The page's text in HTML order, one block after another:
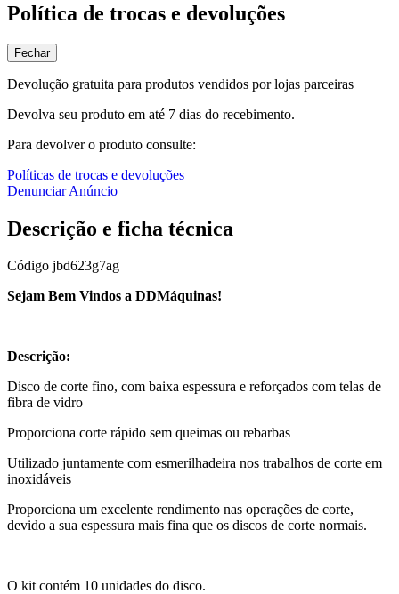
Política de trocas e devoluções
Fechar
Devolução gratuita para produtos vendidos por lojas parceiras
Devolva seu produto em até 7 dias do recebimento.
Para devolver o produto consulte:
Políticas de trocas e devoluções
Denunciar Anúncio
Descrição e ficha técnica
Código jbd623g7ag
Sejam Bem Vindos a DDMáquinas!
Descrição:
Disco de corte fino, com baixa espessura e reforçados com telas de
fibra de vidro
Proporciona corte rápido sem queimas ou rebarbas
Utilizado juntamente com esmerilhadeira nos trabalhos de corte em
inoxidáveis
Proporciona um excelente rendimento nas operações de corte,
devido a sua espessura mais fina que os discos de corte normais.
O kit contém 10 unidades do disco.